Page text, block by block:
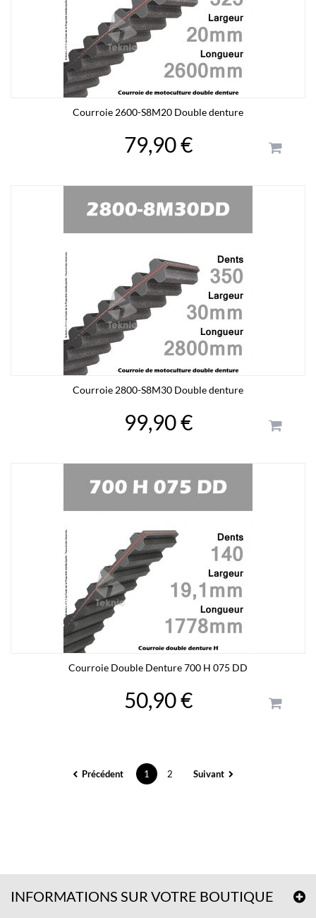
Courroie 2600-S8M20 Double denture
79,90 €
Courroie 2800-S8M30 Double denture
99,90 €
Courroie Double Denture 700 H 075 DD
50,90 €
Précédent 1 2 Suivant
INFORMATIONS SUR VOTRE BOUTIQUE